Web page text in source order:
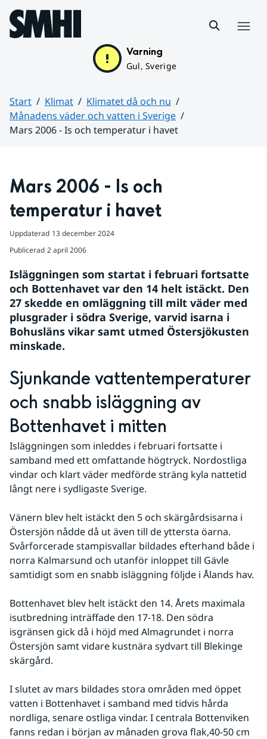
Hoppa till sidans innehåll
Varning
Gul, Sverige
Start Klimat
Klimatet då och nu
Månadens väder och vatten i Sverige
Mars 2006 - Is och temperatur i havet
Mars 2006 - Is och
temperatur i havet
Uppdaterad 13 december 2024
Publicerad 2 april 2006
Isläggningen som startat i februari fortsatte
och Bottenhavet var den 14 helt istäckt. Den
27 skedde en omläggning till milt väder med
plusgrader i södra Sverige, varvid isarna i
Bohusläns vikar samt utmed Östersjökusten
minskade.
Sjunkande vattentemperaturer
och snabb isläggning av
Bottenhavet i mitten
Isläggningen som inleddes i februari fortsatte i
samband med ett omfattande högtryck. Nordostliga
vindar och klart väder medförde sträng kyla nattetid
långt nere i sydligaste Sverige.
Vänern blev helt istäckt den 5 och skärgårdsisarna i
Östersjön nådde då ut även till de yttersta öarna.
Svårforcerade stampisvallar bildades efterhand både i
norra Kalmarsund och utanför inloppet till Gävle
samtidigt som en snabb isläggning följde i Ålands hav.
Bottenhavet blev helt istäckt den 14. Årets maximala
isutbredning inträffade den 17-18. Den södra
isgränsen gick då i höjd med Almagrundet i norra
Östersjön samt vidare kustnära sydvart till Blekinge
skärgård.
I slutet av mars bildades stora områden med öppet
vatten i Bottenhavet i samband med tidvis hårda
nordliga, senare ostliga vindar. I centrala Bottenviken
fanns redan i början av månaden grova flak,40-50 cm